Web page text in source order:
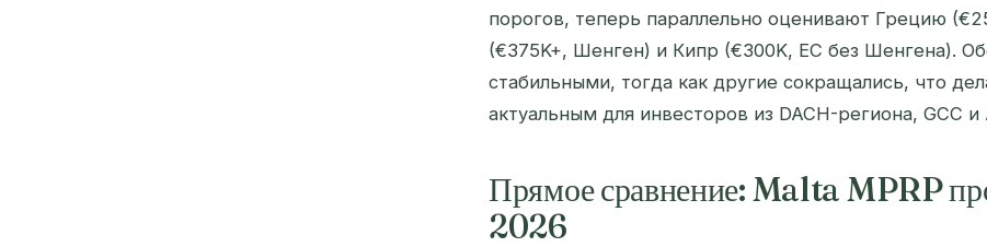
порогов, теперь параллельно оценивают Грецию
(€375K+, Шенген) и Кипр (€300K, ЕС без Шенгена).
стабильными, тогда как другие сокращались, что
актуальным для инвесторов из DACH-региона, GCC и
Прямое сравнение: Malta MPRP
2026